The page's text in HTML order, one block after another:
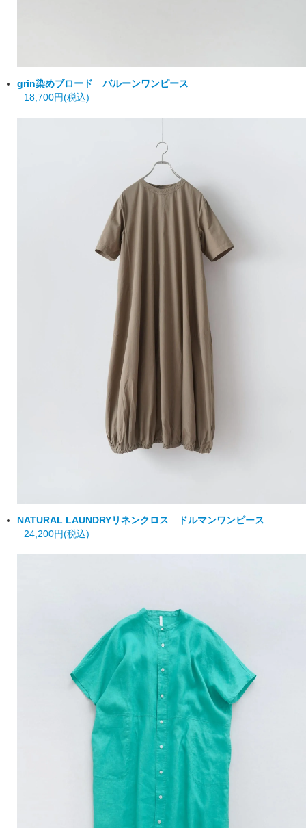
grin染めブロード バルーンワンピース
18,700円(税込)
NATURAL LAUNDRYリネンクロス ドルマンワンピース
24,200円(税込)